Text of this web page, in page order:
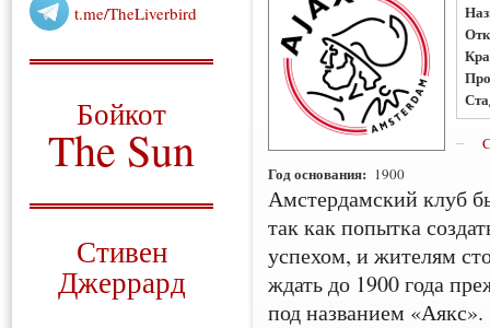
t.me/TheLiverbird
Бойкот
The Sun
Стивен
Джеррард
Год основания: 1900
Амстердамский клуб
так как попытка
успехом, и жителям
ждать до 1900 года
под названием «Аякс».